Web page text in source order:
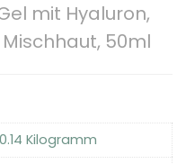
mit Hyaluron,
50ml
‎0.14 Kilogramm